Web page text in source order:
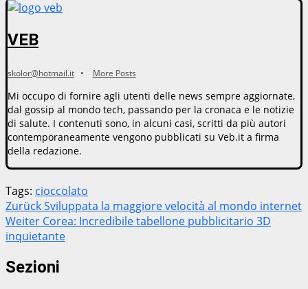
VEB
skolor@hotmail.it • More Posts
Mi occupo di fornire agli utenti delle news sempre aggiornate,
dal gossip al mondo tech, passando per la cronaca e le notizie
di salute. I contenuti sono, in alcuni casi, scritti da più autori
contemporaneamente vengono pubblicati su Veb.it a firma
della redazione.
Tags: cioccolato
Beitragsnavigation
ZurückSviluppata la maggiore velocità al mondo internet
Weiter Corea: Incredibile tabellone pubblicitario 3D
inquietante
Sezioni